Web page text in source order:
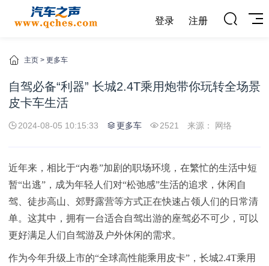
登录 注册
主页 > 更多车
自驾必备“利器” 长城2.4T乘用炮带你玩转全场景
皮卡车生活
2024-08-05 10:15:33 更多车 2521 来源： 网络
近年来，相比于“内卷”加剧的职场环境，在繁忙的生活中短
暂“出逃”，成为年轻人们对“松弛感”生活的追求，休闲自
驾、徒步高山、郊野露营等方式正在快速占领人们的日常清
单。这其中，拥有一台适合自驾出游的座驾必不可少，可以
更好满足人们自驾游及户外休闲的需求。
作为今年升级上市的“全球高性能乘用皮卡”，长城2.4T乘用